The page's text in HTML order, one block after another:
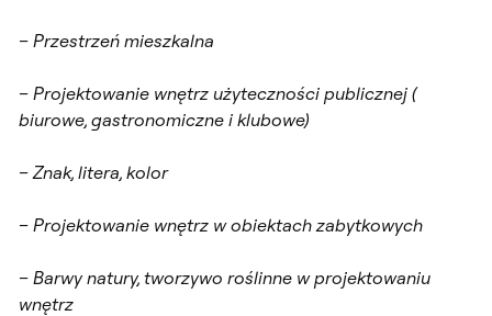
– Przestrzeń mieszkalna
– Projektowanie wnętrz użyteczności publicznej (
biurowe, gastronomiczne i klubowe)
– Znak, litera, kolor
– Projektowanie wnętrz w obiektach zabytkowych
– Barwy natury, tworzywo roślinne w projektowaniu
wnętrz